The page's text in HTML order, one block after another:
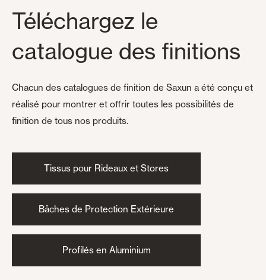
Téléchargez le
catalogue des finitions
Chacun des catalogues de finition de Saxun a été conçu et
réalisé pour montrer et offrir toutes les possibilités de
finition de tous nos produits.
Tissus pour Rideaux et Stores
Bâches de Protection Extérieure
Profilés en Aluminium